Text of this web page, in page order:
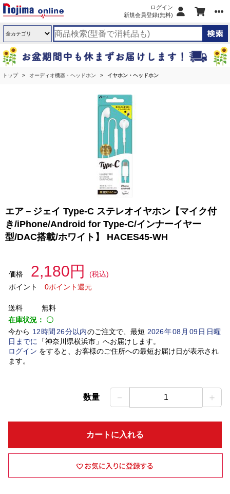
ログイン
新規会員登録(無料)
トップ オーディオ機器・ヘッドホン イヤホン・ヘッドホン
エア－ジェイ Type-C ステレオイヤホン【マイク付
き/iPhone/Android for Type-C/インナーイヤー
型/DAC搭載/ホワイト】 HACES45-WH
価格 2,180円
(税込)
ポイント
0ポイント還元
送料
無料
在庫状況： 〇
今から 12時間 26分以内のご注文で、最短 2026年08 月 09日日曜
日 までに 「神奈川県横浜市」 へお届けします。
ログイン をすると、お客様のご住所への最短お届け日が表示され
ます。
数量 － 1 ＋
カートに入れる